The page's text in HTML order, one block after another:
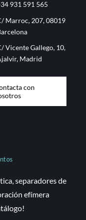
931 591 565
Marroc, 207, 08019
Vicente Gallego, 10,
Madrid
con
separadores de
efímera